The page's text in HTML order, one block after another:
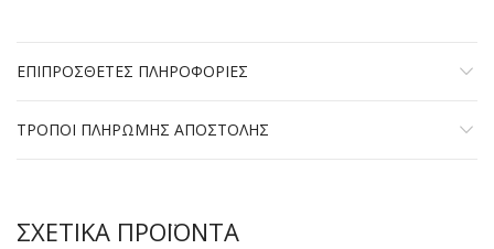
ΕΠΙΠΡΟΣΘΕΤΕΣ ΠΛΗΡΟΦΟΡΙΕΣ
ΤΡΟΠΟΙ ΠΛΗΡΩΜΗΣ ΑΠΟΣΤΟΛΗΣ
ΣΧΕΤΙΚΑ ΠΡΟΪΟΝΤΑ